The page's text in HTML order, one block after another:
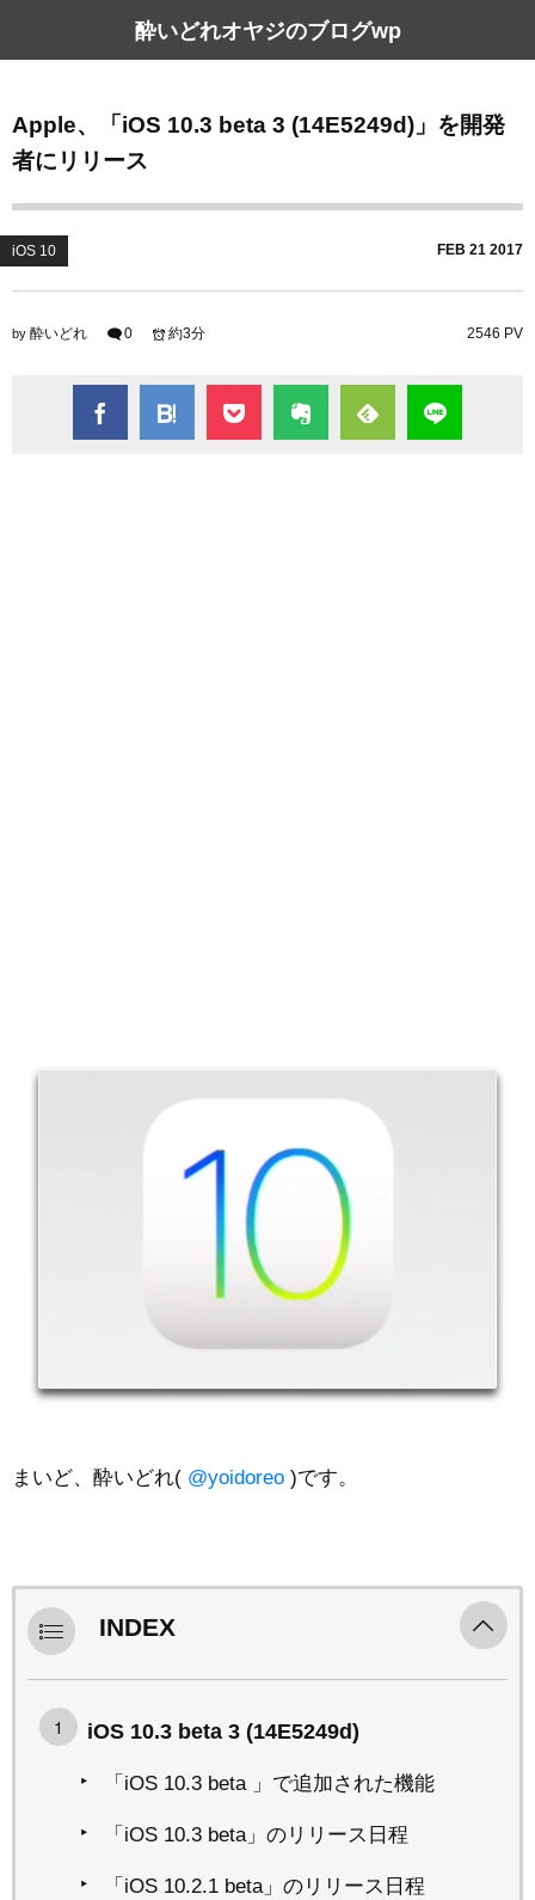
酔いどれオヤジのブログwp
Apple、「iOS 10.3 beta 3 (14E5249d)」を開発
者にリリース
iOS 10 FEB 21 2017
by 酔いどれ 0 2546 PV
約3分
まいど、酔いどれ( @yoidoreo )です。
INDEX
iOS 10.3 beta 3 (14E5249d)
「iOS 10.3 beta 」で追加された機能
「iOS 10.3 beta」のリリース日程
「iOS 10.2.1 beta」のリリース日程